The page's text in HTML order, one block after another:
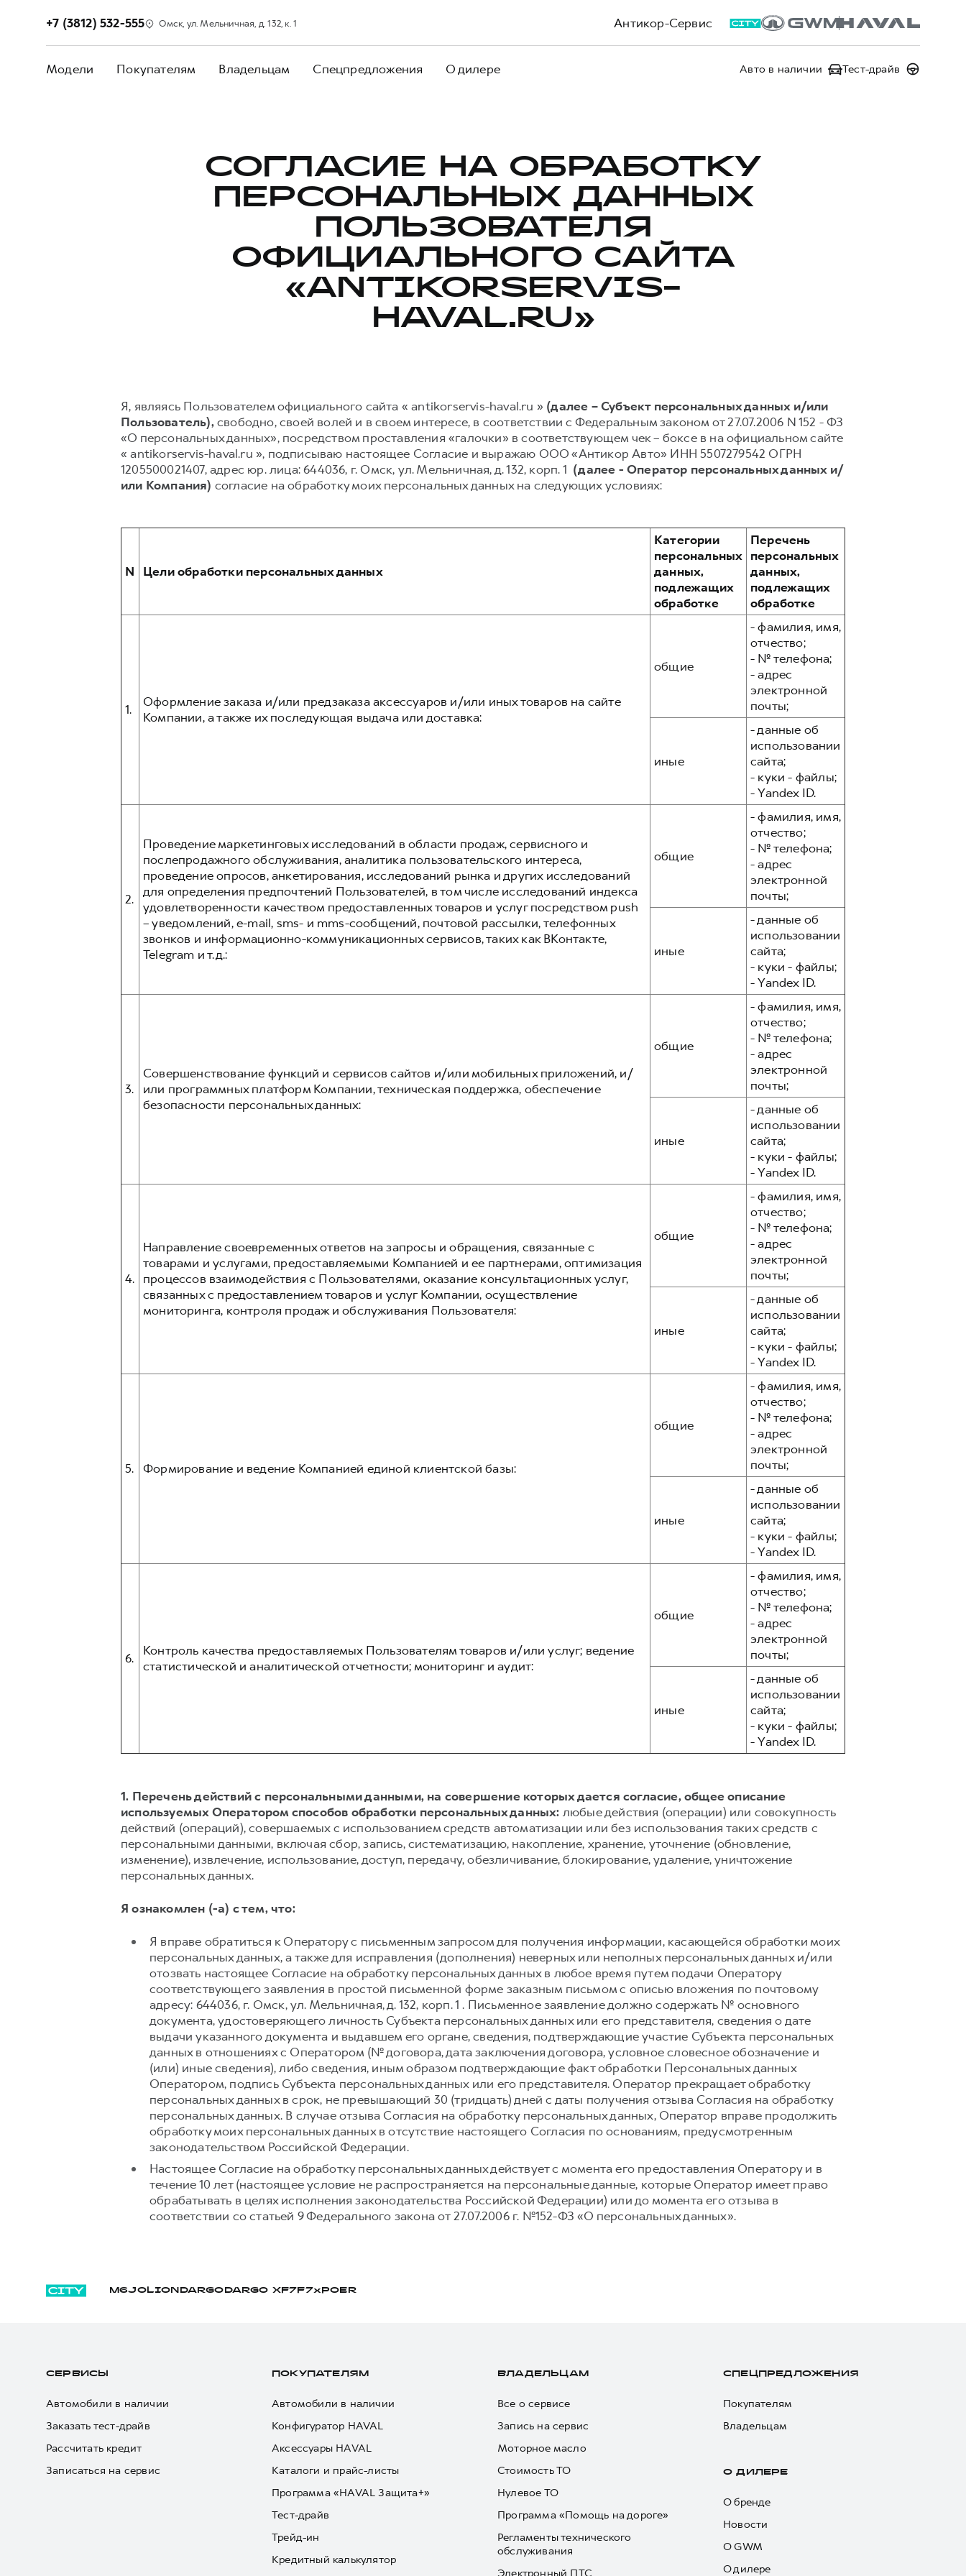
Антикор-Сервис
+7 (3812) 532-555 Омск, ул. Мельничная, д. 132, к. 1
Модели Покупателям Владельцам Спецпредложения О дилере Авто в наличии Тест-драйв
СОГЛАСИЕ НА ОБРАБОТКУ
ПЕРСОНАЛЬНЫХ ДАННЫХ
ПОЛЬЗОВАТЕЛЯ
ОФИЦИАЛЬНОГО САЙТА
«ANTIKORSERVIS-
HAVAL.RU»
Я, являясь Пользователем официального сайта « antikorservis-haval.ru » (далее – Субъект персональных данных и/или
Пользователь),свободно, своей волей и в своем интересе, в соответствии с Федеральным законом от 27.07.2006 N 152 - ФЗ
«О персональных данных», посредством проставления «галочки» в соответствующем чек – боксе в на официальном сайте
« antikorservis-haval.ru », подписываю настоящее Согласие и выражаю ООО «Антикор Авто» ИНН 5507279542 ОГРН
1205500021407, адрес юр. лица: 644036, г. Омск, ул. Мельничная, д. 132, корп. 1 (далее - Оператор персональных данных и/
или Компания) согласие на обработку моих персональных данных на следующих условиях:
N Цели обработки персональных данных
Категории
персональных
данных,
подлежащих
обработке
Перечень
персональных
данных,
подлежащих
обработке
1.
Оформление заказа и/или предзаказа аксессуаров и/или иных товаров на сайте
Компании, а также их последующая выдача или доставка:
общие
- фамилия, имя,
отчество;
- № телефона;
- адрес
электронной
почты;
иные
- данные об
использовании
сайта;
- куки - файлы;
- Yandex ID.
2.
Проведение маркетинговых исследований в области продаж, сервисного и
послепродажного обслуживания, аналитика пользовательского интереса,
проведение опросов, анкетирования, исследований рынка и других исследований
для определения предпочтений Пользователей, в том числе исследований индекса
удовлетворенности качеством предоставленных товаров и услуг посредством push
– уведомлений, e-mail, sms- и mms-сообщений, почтовой рассылки, телефонных
звонков и информационно-коммуникационных сервисов, таких как ВКонтакте,
Telegram и т.д.:
общие
- фамилия, имя,
отчество;
- № телефона;
- адрес
электронной
почты;
иные
- данные об
использовании
сайта;
- куки - файлы;
- Yandex ID.
3.
Совершенствование функций и сервисов сайтов и/или мобильных приложений, и/
или программных платформ Компании, техническая поддержка, обеспечение
безопасности персональных данных:
общие
- фамилия, имя,
отчество;
- № телефона;
- адрес
электронной
почты;
иные
- данные об
использовании
сайта;
- куки - файлы;
- Yandex ID.
4.
Направление своевременных ответов на запросы и обращения, связанные с
товарами и услугами, предоставляемыми Компанией и ее партнерами, оптимизация
процессов взаимодействия с Пользователями, оказание консультационных услуг,
связанных с предоставлением товаров и услуг Компании, осуществление
мониторинга, контроля продаж и обслуживания Пользователя:
общие
- фамилия, имя,
отчество;
- № телефона;
- адрес
электронной
почты;
иные
- данные об
использовании
сайта;
- куки - файлы;
- Yandex ID.
5. Формирование и ведение Компанией единой клиентской базы:
общие
- фамилия, имя,
отчество;
- № телефона;
- адрес
электронной
почты;
иные
- данные об
использовании
сайта;
- куки - файлы;
- Yandex ID.
6.
Контроль качества предоставляемых Пользователям товаров и/или услуг; ведение
статистической и аналитической отчетности; мониторинг и аудит:
общие
- фамилия, имя,
отчество;
- № телефона;
- адрес
электронной
почты;
иные
- данные об
использовании
сайта;
- куки - файлы;
- Yandex ID.
1. Перечень действий с персональными данными, на совершение которых дается согласие, общее описание
используемых Оператором способов обработки персональных данных: любые действия (операции) или совокупность
действий (операций), совершаемых с использованием средств автоматизации или без использования таких средств с
персональными данными, включая сбор, запись, систематизацию, накопление, хранение, уточнение (обновление,
изменение), извлечение, использование, доступ, передачу, обезличивание, блокирование, удаление, уничтожение
персональных данных.
Я ознакомлен (-а) с тем, что:
Я вправе обратиться к Оператору с письменным запросом для получения информации, касающейся обработки моих
персональных данных, а также для исправления (дополнения) неверных или неполных персональных данных и/или
отозвать настоящее Согласие на обработку персональных данных в любое время путем подачи Оператору
соответствующего заявления в простой письменной форме заказным письмом с описью вложения по почтовому
адресу: 644036, г. Омск, ул. Мельничная, д. 132, корп. 1 . Письменное заявление должно содержать № основного
документа, удостоверяющего личность Субъекта персональных данных или его представителя, сведения о дате
выдачи указанного документа и выдавшем его органе, сведения, подтверждающие участие Субъекта персональных
данных в отношениях с Оператором (№ договора, дата заключения договора, условное словесное обозначение и
(или) иные сведения), либо сведения, иным образом подтверждающие факт обработки Персональных данных
Оператором, подпись Субъекта персональных данных или его представителя. Оператор прекращает обработку
персональных данных в срок, не превышающий 30 (тридцать) дней с даты получения отзыва Согласия на обработку
персональных данных. В случае отзыва Согласия на обработку персональных данных, Оператор вправе продолжить
обработку моих персональных данных в отсутствие настоящего Согласия по основаниям, предусмотренным
законодательством Российской Федерации.
Настоящее Согласие на обработку персональных данных действует с момента его предоставления Оператору и в
течение 10 лет (настоящее условие не распространяется на персональные данные, которые Оператор имеет право
обрабатывать в целях исполнения законодательства Российской Федерации) или до момента его отзыва в
соответствии со статьей 9 Федерального закона от 27.07.2006 г. №152-ФЗ «О персональных данных».
M6JOLION DARGO DARGO Х F7 F7x POER
СЕРВИСЫ
Автомобили в наличии
Заказать тест-драйв
Рассчитать кредит
Записаться на сервис
ПОКУПАТЕЛЯМ
Автомобили в наличии
Конфигуратор HAVAL
Аксессуары HAVAL
Каталоги и прайс-листы
Программа «HAVAL Защита+»
Тест-драйв
Трейд-ин
Кредитный калькулятор
ВЛАДЕЛЬЦАМ
Все о сервисе
Запись на сервис
Моторное масло
Стоимость ТО
Нулевое ТО
Программа «Помощь на дороге»
Регламенты технического
обслуживания
Электронный ПТС
СПЕЦПРЕДЛОЖЕНИЯ
Покупателям
Владельцам
О ДИЛЕРЕ
О бренде
Новости
О GWM
О дилере